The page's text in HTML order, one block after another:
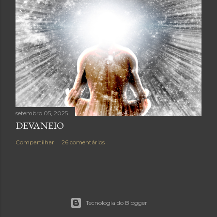
setembro 05, 2025
DEVANEIO
Compartilhar 26 comentários
Tecnologia do Blogger